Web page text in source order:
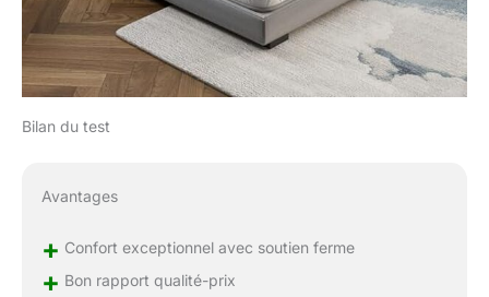
MATELAS DANS UNE
BOÎTE : emballer sous
vide et rouler
soigneusement le
carton, Amazon le
doucement sur le
reprendre sa forme
Bilan du test
Avantages
+ Confort exceptionnel avec soutien ferme
+ Bon rapport qualité-prix